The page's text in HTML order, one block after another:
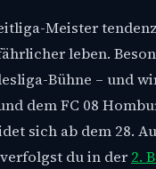
Meister
leben.
Bühne – und
dem FC 08
sich ab dem 28.
du in der 2.